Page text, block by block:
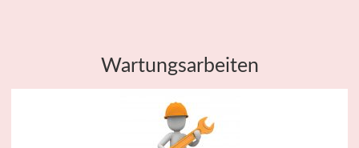
Wartungsarbeiten